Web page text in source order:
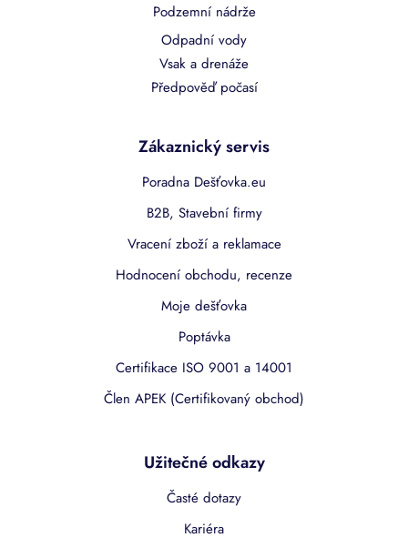
Podzemní nádrže
Odpadní vody
Vsak a drenáže
Předpověď počasí
Zákaznický servis
Poradna Dešťovka.eu
B2B, Stavební firmy
Vracení zboží a reklamace
Hodnocení obchodu, recenze
Moje dešťovka
Poptávka
Certifikace ISO 9001 a 14001
Člen APEK (Certifikovaný obchod)
Užitečné odkazy
Časté dotazy
Kariéra